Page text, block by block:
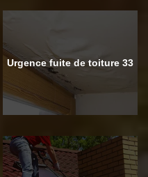
Urgence fuite de toiture 33